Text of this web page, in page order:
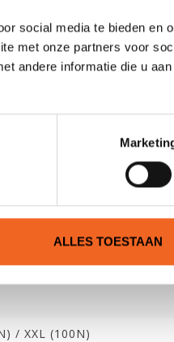
social media te bieden en
met onze partners voor
andere informatie die u
ALLES TOESTAAN
Corex
/ XXL (100N)